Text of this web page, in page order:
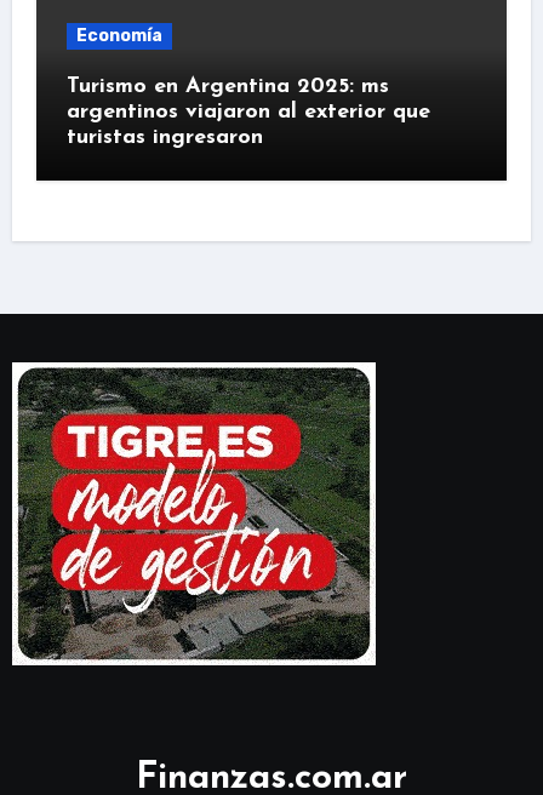
Economía
Turismo en Argentina 2025: ms
argentinos viajaron al exterior que
turistas ingresaron
Finanzas.com.ar